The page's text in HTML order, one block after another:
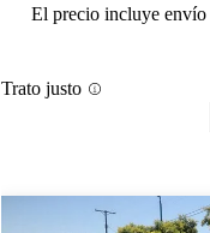
El precio incluye envío
Trato justo